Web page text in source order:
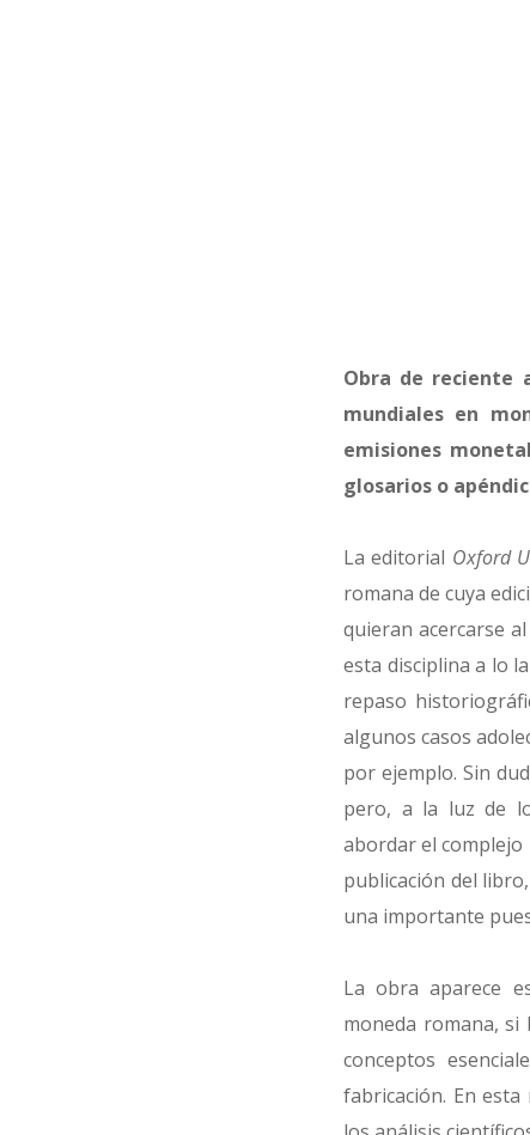
Obra de reciente
mundiales en
emisiones
glosarios o
La editorial Oxford
romana de cuya
quieran acercarse
esta disciplina a lo
repaso
algunos casos
por ejemplo. Sin
pero, a la luz de
abordar el complejo
publicación del
una importante
La obra aparece
moneda romana, si
conceptos
fabricación. En